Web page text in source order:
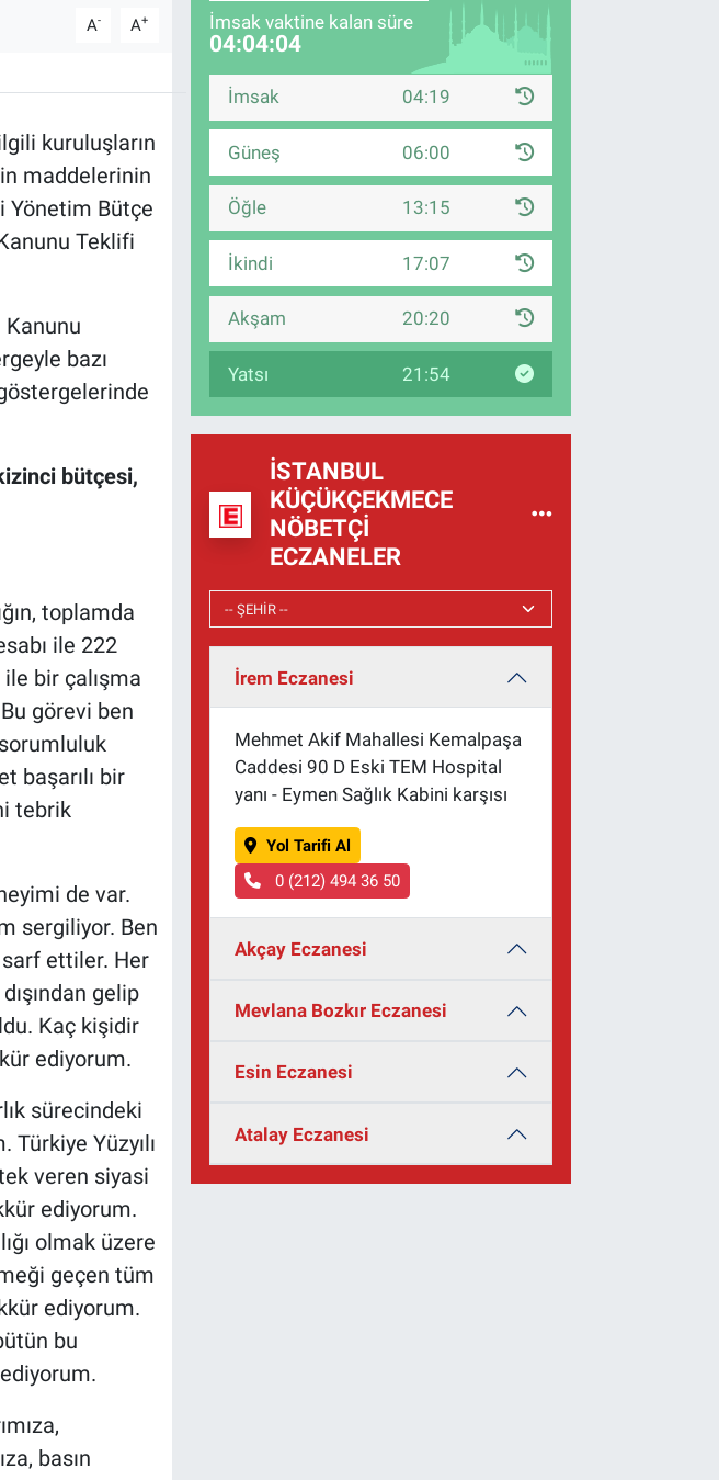
A- A+
kuruluşların
maddelerinin
Yönetim Bütçe
Teklifi
bazı
bütçesi,
toplamda
ile 222
bir çalışma
görevi ben
başarılı bir
tebrik
de var.
sergiliyor. Ben
ettiler. Her
gelip
Kaç kişidir
ediyorum.
sürecindeki
Yüzyılı
veren siyasi
ediyorum.
olmak üzere
geçen tüm
ediyorum.
bu
basın
İmsak vaktine kalan süre
04:04:03
İmsak 04:19
Güneş 06:00
Öğle 13:15
İkindi 17:07
Akşam 20:20
Yatsı 21:54
İSTANBUL
KÜÇÜKÇEKMECE
NÖBETÇI
ECZANELER
İrem Eczanesi
Mehmet Akif Mahallesi Kemalpaşa
Caddesi 90 D Eski TEM Hospital
yanı - Eymen Sağlık Kabini karşısı
Yol Tarifi Al
0 (212) 494 36 50
Akçay Eczanesi
Mevlana Bozkır Eczanesi
Esin Eczanesi
Atalay Eczanesi